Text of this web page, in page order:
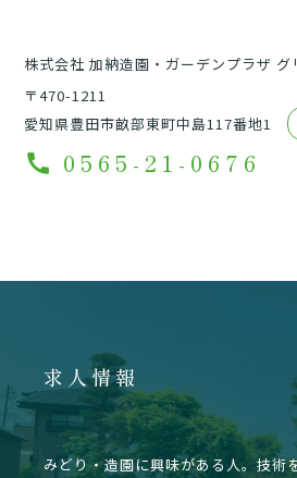
株式会社 加納造園・ガーデンプラザ グ
〒470-1211
愛知県豊田市畝部東町中島117番地1
call 0565-21-0676
求人情報
みどり・造園に興味がある人。技術